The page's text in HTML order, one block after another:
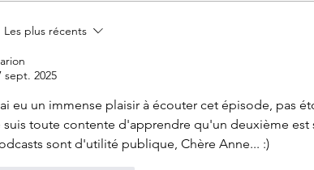
Les plus récents
sept. 2025
eu un immense plaisir à écouter cet épisode, pas
suis toute contente d'apprendre qu'un deuxième est
sont d'utilité publique, Chère Anne... :)